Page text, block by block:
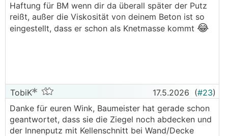
Also mörtel oben auf die Ziegel draufgeben? Das
wäre ja eine gute Lösung, unter die Bewehrung
bekommen die jetzt keine Folie mehr😬
Haftung für BM wenn dir da überall später der Putz
reißt, außer die Viskosität von deinem Beton ist so
eingestellt, dass er schon als Knetmasse kommt 😂
TobiK 17.5.2026 (#23)
Danke für euren Wink, Baumeister hat gerade schon
geantwortet, dass sie die Ziegel noch abdecken und
der Innenputz mit Kellenschnitt bei Wand/Decke